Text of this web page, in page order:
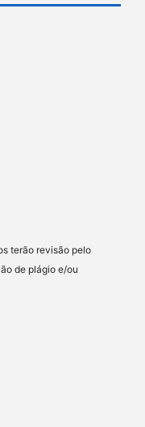
terão revisão pelo
de plágio e/ou